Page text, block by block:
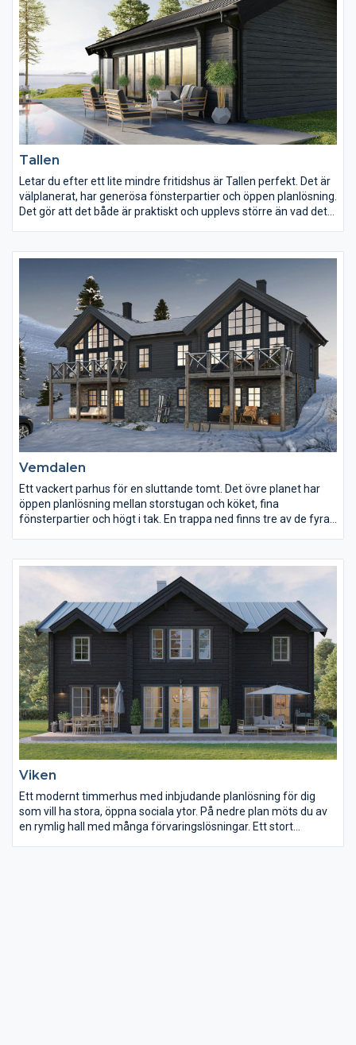
Tallen
Letar du efter ett lite mindre fritidshus är Tallen perfekt. Det är
välplanerat, har generösa fönsterpartier och öppen planlösning.
Det gör att det både är praktiskt och upplevs större än vad det
smälter fint in i de flesta miljöer.
Vemdalen
Ett vackert parhus för en sluttande tomt. Det övre planet har
öppen planlösning mellan storstugan och köket, fina
fönsterpartier och högt i tak. En trappa ned finns tre av de fyra
Viken
Ett modernt timmerhus med inbjudande planlösning för dig
som vill ha stora, öppna sociala ytor. På nedre plan möts du av
en rymlig hall med många förvaringslösningar. Ett stort